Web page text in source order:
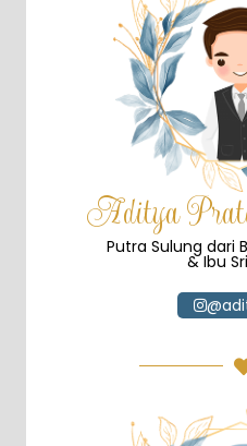
Aditya
Putra Sulung dari
& Ibu